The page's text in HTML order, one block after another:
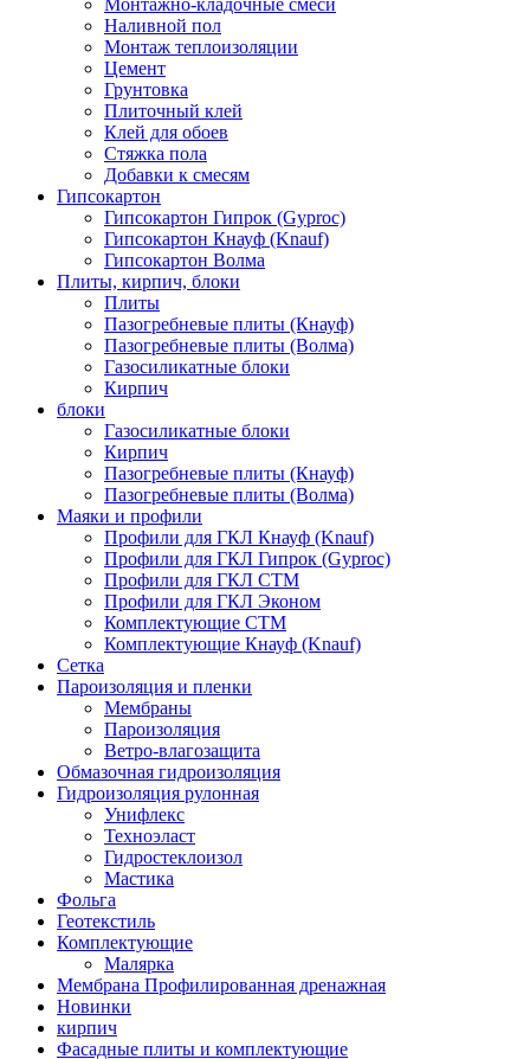
Наливной пол
Монтаж теплоизоляции
Цемент
Грунтовка
Плиточный клей
Клей для обоев
Стяжка пола
Добавки к смесям
Гипсокартон
Гипсокартон Гипрок (Gyproc)
Гипсокартон Кнауф (Knauf)
Гипсокартон Волма
Плиты, кирпич, блоки
Плиты
Пазогребневые плиты (Кнауф)
Пазогребневые плиты (Волма)
Газосиликатные блоки
Кирпич
блоки
Газосиликатные блоки
Кирпич
Пазогребневые плиты (Кнауф)
Пазогребневые плиты (Волма)
Маяки и профили
Профили для ГКЛ Кнауф (Knauf)
Профили для ГКЛ Гипрок (Gyproc)
Профили для ГКЛ СТМ
Профили для ГКЛ Эконом
Комплектующие СТМ
Комплектующие Кнауф (Knauf)
Сетка
Пароизоляция и пленки
Мембраны
Пароизоляция
Ветро-влагозащита
Обмазочная гидроизоляция
Гидроизоляция рулонная
Унифлекс
Техноэласт
Гидростеклоизол
Мастика
Фольга
Геотекстиль
Комплектующие
Малярка
Мембрана Профилированная дренажная
Новинки
кирпич
Фасадные плиты и комплектующие